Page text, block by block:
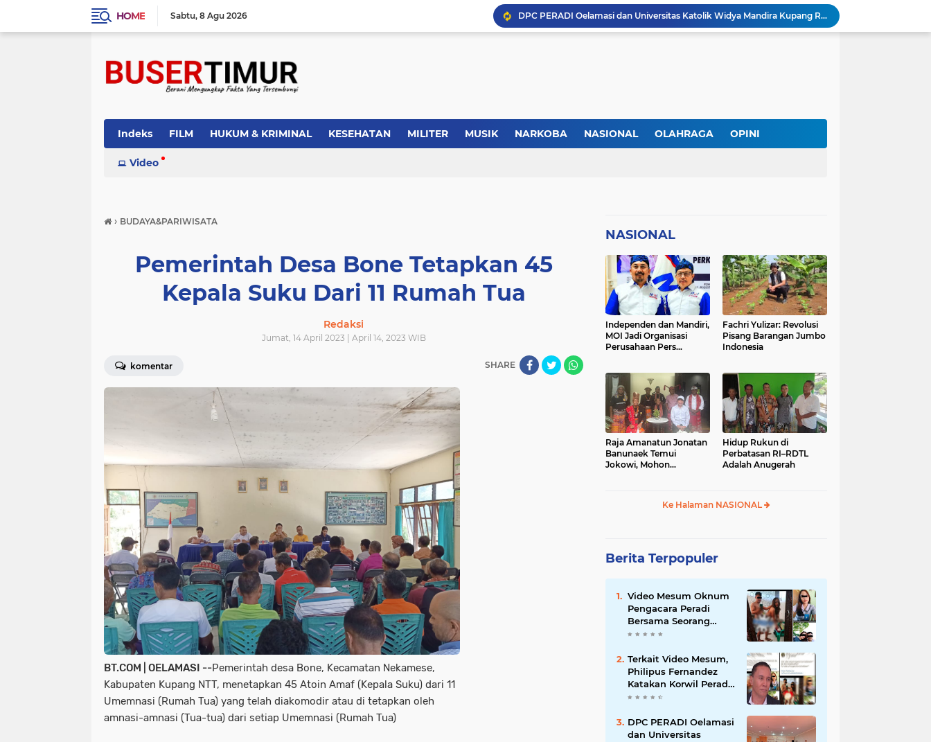
HOME Sabtu 8 Agu 2026
DPC PERADI Oelamasi dan Universitas Katolik Widya Mandira Kupang Resmi Tutup PKPA Angkatan II
Kasus Lika Liku NTT Makin Panas! Merasa Difitnah, MS Tempuh Jalur Hukum terhadap BRN
21 DPC PWMOI Se-NTT Bergerak Serentak, Perkuat Profesionalisme Wartawan di Hari Pers Nasional 2026
Indeks FILM HUKUM & KRIMINAL KESEHATAN MILITER MUSIK NARKOBA NASIONAL OLAHRAGA OPINI
PEMERINTAH
Video
› BUDAYA&PARIWISATA
Pemerintah Desa Bone Tetapkan 45
Kepala Suku Dari 11 Rumah Tua
Redaksi
Jumat, 14 April 2023 | April 14, 2023 WIB
komentar SHARE
BT.COM | OELAMASI --Pemerintah desa Bone, Kecamatan Nekamese,
Kabupaten Kupang NTT, menetapkan 45 Atoin Amaf (Kepala Suku) dari 11
Umemnasi (Rumah Tua) yang telah diakomodir atau di tetapkan oleh
amnasi-amnasi (Tua-tua) dari setiap Umemnasi (Rumah Tua)
NASIONAL
Independen dan Mandiri,
MOI Jadi Organisasi
Perusahaan Pers
Fachri Yulizar: Revolusi
Pisang Barangan Jumbo
Indonesia
Raja Amanatun Jonatan
Banunaek Temui
Jokowi, Mohon
Hidup Rukun di
Perbatasan RI–RDTL
Adalah Anugerah
Ke Halaman NASIONAL
Berita Terpopuler
Video Mesum Oknum
Pengacara Peradi
Bersama Seorang
Wanita Viral di
Terkait Video Mesum,
Philipus Fernandez
Katakan Korwil Peradi
NTT Akan Panggil
DPC PERADI Oelamasi
dan Universitas